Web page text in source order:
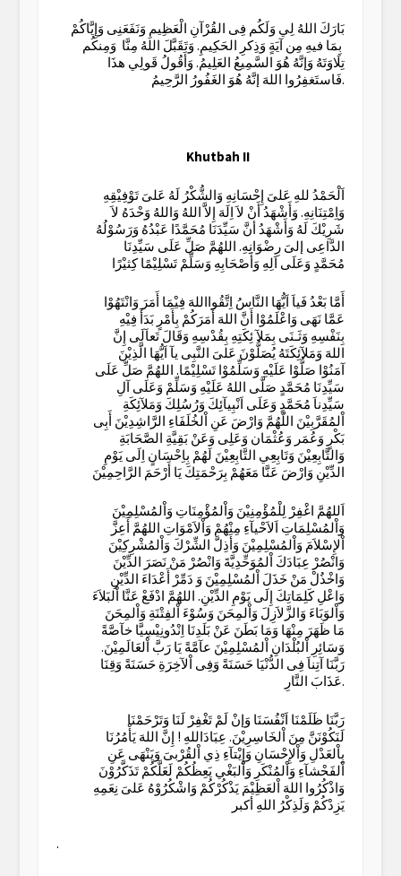
بَارَكَ اللهُ لِي وَلَكُم فِى القُرْآنِ الْعَظِيمِ وَنَفَعَنِى وَإِيَّاكُمْ
بِمَا فيهِ مِن آيَةٍ وَذِكرِ الحَكِيمِ. وَتَقَبَّلَ اللهُ مِنَّا وَمِنكُم
تِلَاوَتَهُ وَإنَّهُ هُوَ السَّمِيعُ العَلِيمُ. وَأَقُولُ قَولِي هذَا
فَاستَغفِرُوا اللهَ إنَّهُ هُوَ الغَفُورُ الرَّحِيمُ.
Khutbah II
اَلْحَمْدُ للهِ عَلىَ إِحْسَانِهِ وَالشُّكْرُ لَهُ عَلىَ تَوْفِيْقِهِ
وَاِمْتِنَانِهِ. وَأَشْهَدُ أَنْ لاَ اِلَهَ إِلاَّ اللهُ وَاللهُ وَحْدَهُ لاَ
شَرِيْكَ لَهُ وَأَشْهَدُ أنَّ سَيِّدَنَا مُحَمَّدًا عَبْدُهُ وَرَسُوْلُهُ
الدَّاعِى إلىَ رِضْوَانِهِ. اللهُمَّ صَلِّ عَلَى سَيِّدِنَا
مُحَمَّدٍ وَعَلَى اَلِهِ وَأَصْحَابِهِ وَسَلِّمْ تَسْلِيْمًا كِثيْرًا
أَمَّا بَعْدُ فَياَ اَيُّهَا النَّاسُ اِتَّقُوااللهَ فِيْمَا أَمَرَ وَانْتَهُوْا
عَمَّا نَهَى وَاعْلَمُوْا أَنَّ اللهَ أَمَرَكُمْ بِأَمْرٍ بَدَأَ فِيْهِ
بِنَفْسِهِ وَثَـنَى بِمَلآ ئِكَتِهِ بِقُدْسِهِ وَقَالَ تَعاَلَى إِنَّ
اللهَ وَمَلآئِكَتَهُ يُصَلُّوْنَ عَلىَ النَّبِى يآ اَيُّهَا الَّذِيْنَ
آمَنُوْا صَلُّوْا عَلَيْهِ وَسَلِّمُوْا تَسْلِيْمًا. اللهُمَّ صَلِّ عَلَى
سَيِّدِنَا مُحَمَّدٍ صَلَّى اللهُ عَلَيْهِ وَسَلِّمْ وَعَلَى آلِ
سَيِّدِناَ مُحَمَّدٍ وَعَلَى اَنْبِيآئِكَ وَرُسُلِكَ وَمَلآئِكَةِ
اْلمُقَرَّبِيْنَ اللّهُمَّ وَارْضَ عَنِ اْلخُلَفَاءِ الرَّاشِدِيْنَ أَبِى
بَكْرٍ وَعُمَر وَعُثْمَان وَعَلِى وَعَنْ بَقِيَّةِ الصَّحَابَةِ
وَالتَّابِعِيْنَ وَتَابِعِي التَّابِعِيْنَ لَهُمْ بِاِحْسَانٍ اِلَى يَوْمِ
الدِّيْنِ وَارْضَ عَنَّا مَعَهُمْ بِرَحْمَتِكَ يَا أَرْحَمَ الرَّاحِمِيْنَ
اَللهُمَّ اغْفِرْ لِلْمُؤْمِنِيْنَ وَاْلمُؤْمِنَاتِ وَاْلمُسْلِمِيْنَ
وَاْلمُسْلِمَاتِ اَلاَحْيآءِ مِنْهُمْ وَاْلاَمْوَاتِ اللهُمَّ أَعِزَّ
اْلإِسْلاَمَ وَاْلمُسْلِمِيْنَ وَأَذِلَّ الشِّرْكَ وَاْلمُشْرِكِيْنَ
وَانْصُرْ عِبَادَكَ اْلمُوَحِّدِيَّةَ وَانْصُرْ مَنْ نَصَرَ الدِّيْنَ
وَاخْذُلْ مَنْ خَذَلَ اْلمُسْلِمِيْنَ وَ دَمِّرْ أَعْدَاءَ الدِّيْنِ
وَاعْلِ كَلِمَاتِكَ إِلَى يَوْمِ الدِّيْنِ. اللهُمَّ ادْفَعْ عَنَّا اْلبَلاَءَ
وَاْلوَبَاءَ وَالزَّلاَزِلَ وَاْلمِحَنَ وَسُوْءَ اْلفِتْنَةِ وَاْلمِحَنَ
مَا ظَهَرَ مِنْهَا وَمَا بَطَنَ عَنْ بَلَدِنَا اِنْدُونِيْسِيَّا خآصَّةً
وَسَائِرِ اْلبُلْدَانِ اْلمُسْلِمِيْنَ عآمَّةً يَا رَبَّ اْلعَالَمِيْنَ.
رَبَّنَا آتِناَ فِى الدُّنْيَا حَسَنَةً وَفِى اْلآخِرَةِ حَسَنَةً وَقِنَا
عَذَابَ النَّارِ.
رَبَّنَا ظَلَمْنَا اَنْفُسَنَا وَإنْ لَمْ تَغْفِرْ لَنَا وَتَرْحَمْنَا
لَنَكُوْنَنَّ مِنَ اْلخَاسِرِيْنَ. عِبَادَاللهِ ! إِنَّ اللهَ يَأْمُرُنَا
بِاْلعَدْلِ وَاْلإِحْسَانِ وَإِيْتآءِ ذِي اْلقُرْبىَ وَيَنْهَى عَنِ
اْلفَحْشآءِ وَاْلمُنْكَرِ وَاْلبَغْي يَعِظُكُمْ لَعَلَّكُمْ تَذَكَّرُوْنَ
وَاذْكُرُوا اللهَ اْلعَظِيْمَ يَذْكُرْكُمْ وَاشْكُرُوْهُ عَلىَ نِعَمِهِ
يَزِدْكُمْ وَلَذِكْرُ اللهِ أكبر
.